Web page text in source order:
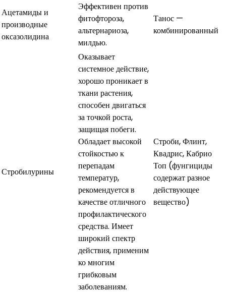
Ацетамиды и
производные
оксазолидина
Эффективен против
фитофтороза,
альтернариоза,
милдью.
Танос —
комбинированный
Стробилурины
Оказывает
системное действие,
хорошо проникает в
ткани растения,
способен двигаться
за точкой роста,
защищая побеги.
Обладает высокой
стойкостью к
перепадам
температур,
рекомендуется в
качестве отличного
профилактического
средства. Имеет
широкий спектр
действия, применим
ко многим
грибковым
заболеваниям.
Строби, Флинт,
Квадрис, Кабрио
Топ (фунгициды
содержат разное
действующее
вещество)